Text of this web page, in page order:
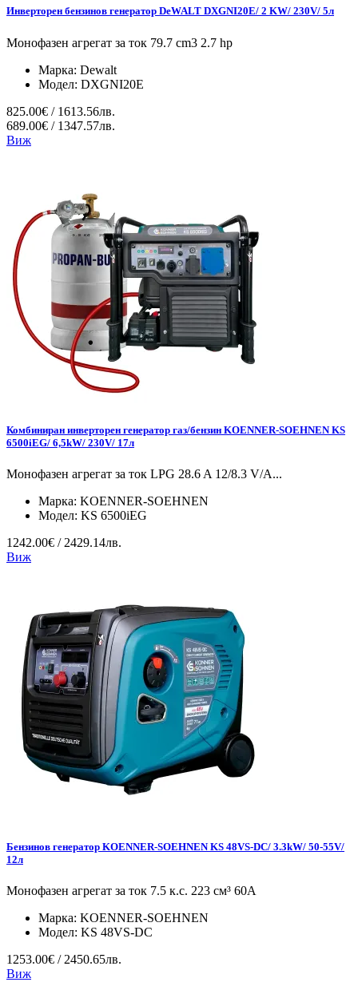
Инверторен бензинов генератор DeWALT DXGNI20E/ 2 KW/ 230V/ 5л
Монофазен агрегат за ток 79.7 cm3 2.7 hp
Марка: Dewalt
Модел: DXGNI20E
825.00€ / 1613.56лв.
689.00€ / 1347.57лв.
Виж
Комбиниран инверторен генератор газ/бензин KOENNER-SOEHNEN KS
6500iEG/ 6,5kW/ 230V/ 17л
Монофазен агрегат за ток LPG 28.6 A 12/8.3 V/А...
Марка: KOENNER-SOEHNEN
Модел: KS 6500iEG
1242.00€ / 2429.14лв.
Виж
Бензинов генератор KOENNER-SOEHNEN KS 48VS-DC/ 3.3kW/ 50-55V/
12л
Монофазен агрегат за ток 7.5 к.с. 223 см³ 60А
Марка: KOENNER-SOEHNEN
Модел: KS 48VS-DC
1253.00€ / 2450.65лв.
Виж